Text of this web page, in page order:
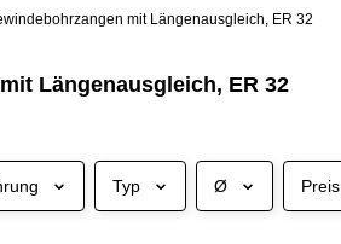
mit Längenausgleich, ER 32
Längenausgleich, ER 32
Typ Ø Preis